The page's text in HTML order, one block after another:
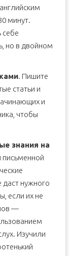
минут.
себе
но в двойном
. Пишите
статьи и
и
чтобы
знания на
письменной
даст нужного
если их не
—
Изучили